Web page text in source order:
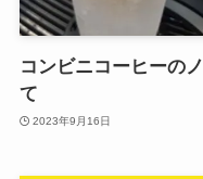
コンビニコーヒーの
て
2023年9月16日